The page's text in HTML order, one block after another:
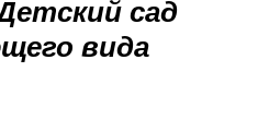
сад
вида